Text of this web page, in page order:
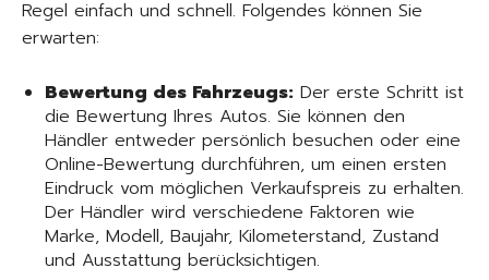
Regel einfach und schnell. Folgendes können Sie
erwarten:
Bewertung des Fahrzeugs: Der erste Schritt ist
die Bewertung Ihres Autos. Sie können den
Händler entweder persönlich besuchen oder eine
Online-Bewertung durchführen, um einen ersten
Eindruck vom möglichen Verkaufspreis zu erhalten.
Der Händler wird verschiedene Faktoren wie
Marke, Modell, Baujahr, Kilometerstand, Zustand
und Ausstattung berücksichtigen.